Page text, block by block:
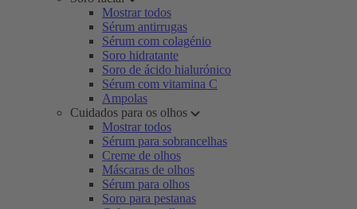
Mostrar todos
Sérum antirrugas
Sérum com colagénio
Soro hidratante
Soro de ácido hialurónico
Sérum com vitamina C
Ampolas
Cuidados para os olhos
Mostrar todos
Sérum para sobrancelhas
Creme de olhos
Máscaras de olhos
Sérum para olhos
Soro para pestanas